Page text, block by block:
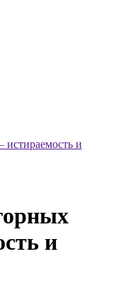
истираемость и
и